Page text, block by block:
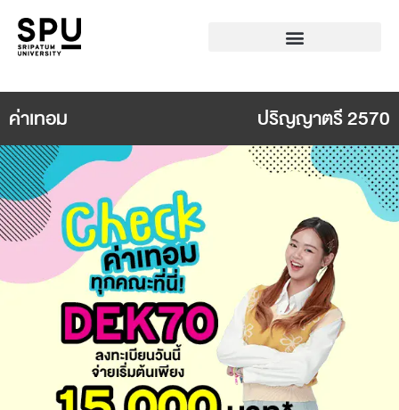
ค่าเทอม ปริญญาตรี 2570